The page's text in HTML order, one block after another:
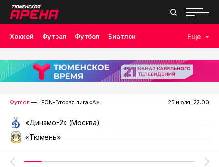
Хоккей Футзал Футбол Биатлон
Лыжные гонки Волейбол Плавание Дзюдо
Скалолазание Велоспорт Бокс
Еще
Футбол — LEON-Вторая лига «А» 25 июля, 22:00
«Динамо-2» (Москва)
«Тюмень»